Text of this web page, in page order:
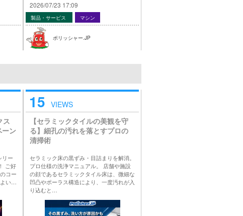
2026/07/23 17:09
製品・サービス マシン
ポリッシャー.JP
ス
ン
リー
ご好
コー
よい…
15 VIEWS
【セラミックタイルの美観を守
る】細孔の汚れを落とすプロの
清掃術
セラミック床の黒ずみ・目詰まりを解消。
プロ仕様の洗浄マニュアル。 店舗や施設
の顔であるセラミックタイル床は、微細な
凹凸やポーラス構造により、一度汚れが入
り込むと…